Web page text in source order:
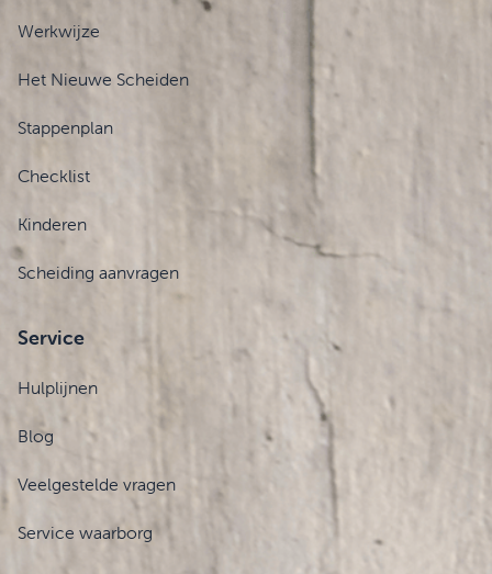
Werkwijze
Het Nieuwe Scheiden
Stappenplan
Checklist
Kinderen
Scheiding aanvragen
Service
Hulplijnen
Blog
Veelgestelde vragen
Service waarborg